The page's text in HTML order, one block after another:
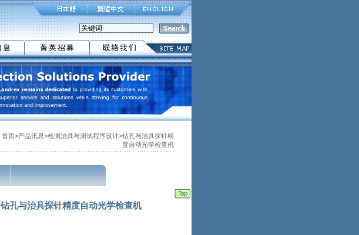
首页>产品讯息>检测治具与测试程序设计>钻孔与治具探针精
度自动光学检查机
钻孔与治具探针精度自动光学检查机